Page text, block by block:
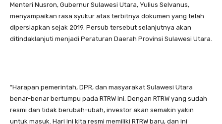
Menteri Nusron, Gubernur Sulawesi Utara, Yulius Selvanus,
menyampaikan rasa syukur atas terbitnya dokumen yang telah
dipersiapkan sejak 2019. Persub tersebut selanjutnya akan
ditindaklanjuti menjadi Peraturan Daerah Provinsi Sulawesi Utara.
“Harapan pemerintah, DPR, dan masyarakat Sulawesi Utara
benar-benar bertumpu pada RTRW ini. Dengan RTRW yang sudah
resmi dan tidak berubah-ubah, investor akan semakin yakin
untuk masuk. Hari ini kita resmi memiliki RTRW baru, dan ini